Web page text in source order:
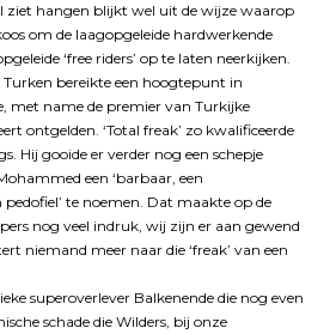
ziet hangen blijkt wel uit de wijze waarop
om de laagopgeleide hardwerkende
‘free riders’ op te laten neerkijken.
bereikte een hoogtepunt in
met name de premier van Turkijke
ontgelden. ‘Total freak’ zo kwalificeerde
Hij gooide er verder nog een schepje
een ‘barbaar, een
te noemen. Dat maakte op de
nog veel indruk, wij zijn er aan gewend
niemand meer naar die ‘freak’ van een
superoverlever Balkenende die nog even
schade die Wilders, bij onze